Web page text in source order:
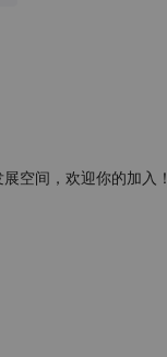
空间，欢迎你的加入！